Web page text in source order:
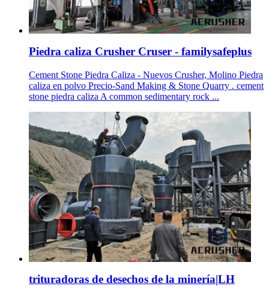
Piedra caliza Crusher Cruser - familysafeplus
Cement Stone Piedra Caliza - Nuevos Crusher, Molino Piedra
caliza en polvo Precio-Sand Making & Stone Quarry . cement
stone piedra caliza A common sedimentary rock ...
trituradoras de desechos de la minería|LH